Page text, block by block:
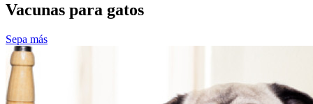
Vacunas para gatos
Sepa más